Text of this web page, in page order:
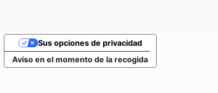
Aviso en el momento de la recogida
Sus opciones de privacidad